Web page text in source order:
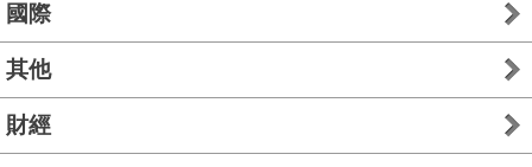
國際
其他
財經